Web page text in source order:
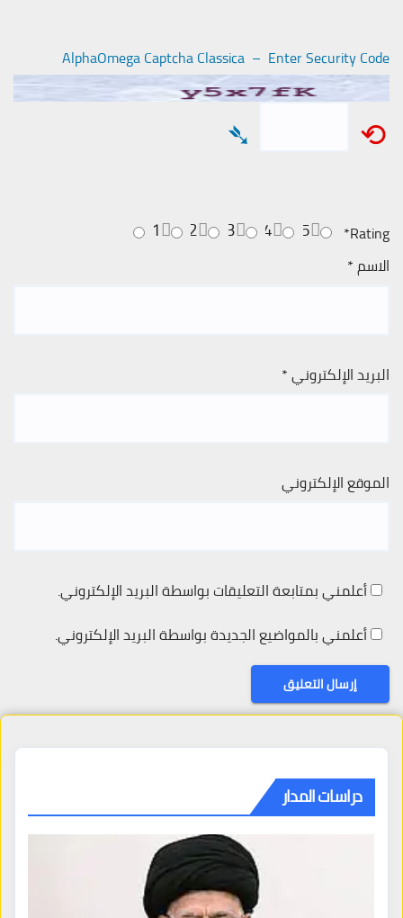
AlphaOmega Captcha Classica – Enter Security Code
⟲
➴
Rating
*
5
4
3
2
1
الاسم*
البريد الإلكتروني*
الموقع الإلكتروني
أعلمني بمتابعة التعليقات بواسطة البريد الإلكتروني.
أعلمني بالمواضيع الجديدة بواسطة البريد الإلكتروني.
دراسات المدار